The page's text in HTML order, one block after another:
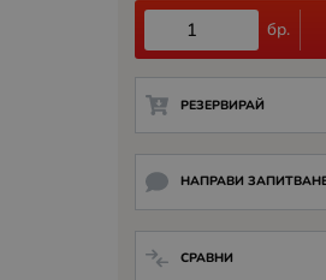
бр.
РЕЗЕРВИРАЙ
НАПРАВИ
СРАВНИ